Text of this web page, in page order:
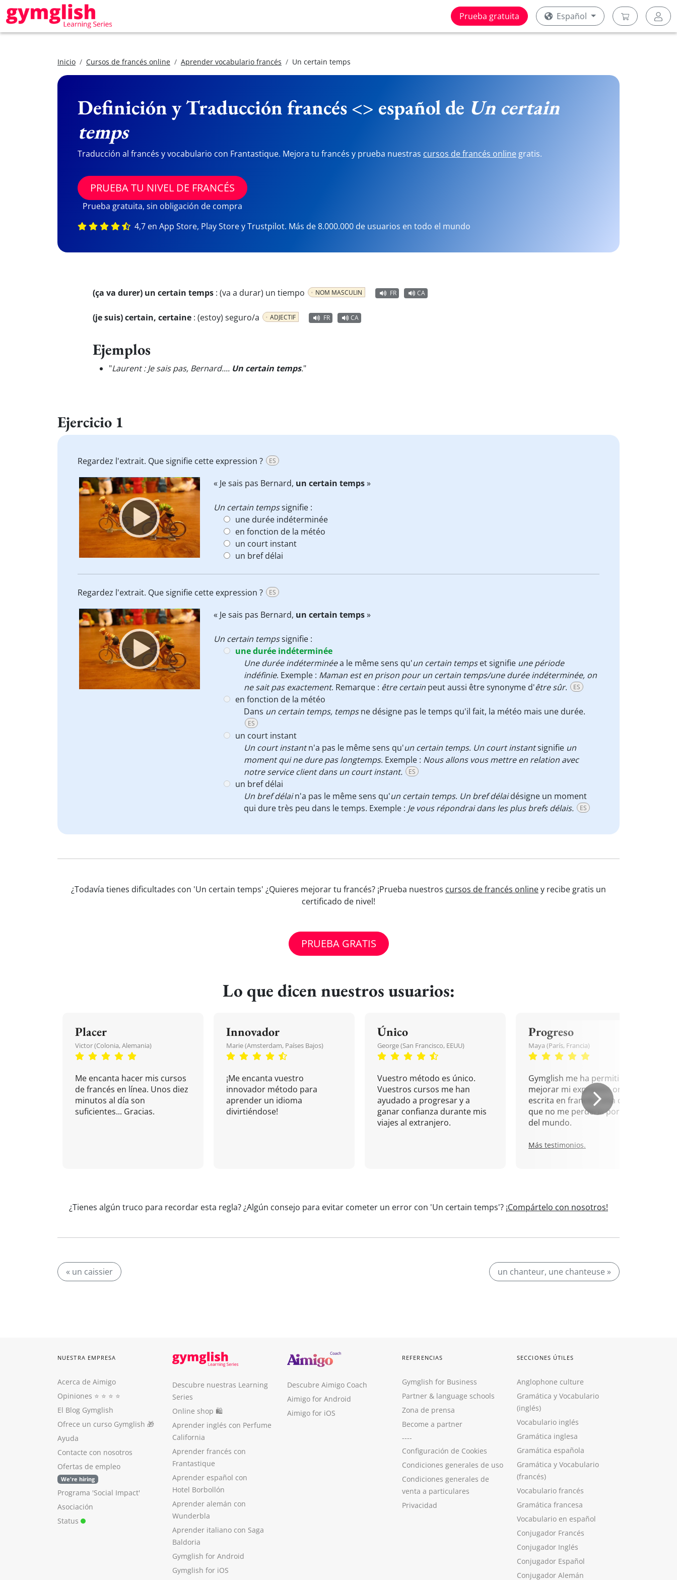
Prueba gratuita Español
Inicio Cursos de francés online Aprender vocabulario francés Un certain temps
Definición y Traducción francés <> español de Un certain
temps
Traducción al francés y vocabulario con Frantastique. Mejora tu francés y prueba nuestras cursos de francés online gratis.
PRUEBA TU NIVEL DE FRANCÉS
Prueba gratuita, sin obligación de compra
4,7 en App Store, Play Store y Trustpilot. Más de 8.000.000 de usuarios en todo el mundo
(ça va durer) un certain temps : (va a durar) un tiempo NOM MASCULIN FR CA
(je suis) certain, certaine : (estoy) seguro/a ADJECTIF FR CA
Ejemplos
"Laurent : Je sais pas, Bernard.... Un certain temps."
Ejercicio 1
Regardez l'extrait. Que signifie cette expression ? ES
Video
Player
« Je sais pas Bernard, un certain temps»
Un certain tempssignifie :
une durée indéterminée
en fonction de la météo
un court instant
un bref délai
Regardez l'extrait. Que signifie cette expression ? ES
Video
Player
« Je sais pas Bernard, un certain temps»
Un certain tempssignifie :
une durée indéterminée
Une durée indéterminéea le même sens qu'un certain tempset signifie une période
indéfinie. Exemple : Maman est en prison pour un certain temps/une durée indéterminée, on
ne sait pas exactement. Remarque : être certain peut aussi être synonyme d'être sûr. ES
en fonction de la météo
Dans un certain temps, tempsne désigne pas le temps qu'il fait, la météo mais une durée.
ES
un court instant
Un court instantn'a pas le même sens qu'un certain temps. Un court instantsignifie un
moment qui ne dure pas longtemps. Exemple : Nous allons vous mettre en relation avec
notre service client dans un court instant.
ES
un bref délai
Un bref délain'a pas le même sens qu'un certain temps. Un bref délaidésigne un moment
qui dure très peu dans le temps. Exemple : Je vous répondrai dans les plus brefs délais. ES
¿Todavía tienes dificultades con 'Un certain temps' ¿Quieres mejorar tu francés? ¡Prueba nuestros cursos de francés onliney recibe gratis un
certificado de nivel!
PRUEBA GRATIS
Lo que dicen nuestros usuarios:
Placer
Victor (Colonia, Alemania)
Me encanta hacer mis cursos
de francés en línea. Unos diez
minutos al día son
suficientes... Gracias.
Innovador
Marie (Amsterdam, Países Bajos)
¡Me encanta vuestro
innovador método para
aprender un idioma
divirtiéndose!
Único
George (San Francisco, EEUU)
Vuestro método es único.
Vuestros cursos me han
ayudado a progresar y a
ganar confianza durante mis
viajes al extranjero.
Progreso
Maya (París, Francia)
Gymglish me ha permitido
mejorar mi expresión oral y
escrita en francés. Una cita
que no me perdería por nada
del mundo.
Más testimonios.
¿Tienes algún truco para recordar esta regla? ¿Algún consejo para evitar cometer un error con 'Un certain temps'? ¡Compártelo con nosotros!
« un caissier un chanteur, une chanteuse »
NUESTRA EMPRESA
Acerca de Aimigo
Opiniones ⭐️ ⭐️ ⭐️ ⭐️
El Blog Gymglish
Ofrece un curso Gymglish 🎁
Ayuda
Contacte con nosotros
Ofertas de empleo
We're hiring
Programa 'Social Impact'
Asociación
Status
Descubre nuestras Learning
Series
Online shop 🛍
Aprender inglés con Perfume
California
Aprender francés con
Frantastique
Aprender español con
Hotel Borbollón
Aprender alemán con
Wunderbla
Aprender italiano con Saga
Baldoria
Gymglish for Android
Gymglish for iOS
Descubre Aimigo Coach
Aimigo for Android
Aimigo for iOS
REFERENCIAS
Gymglish for Business
Partner & language schools
Zona de prensa
Become a partner
----
Configuración de Cookies
Condiciones generales de uso
Condiciones generales de
venta a particulares
Privacidad
SECCIONES ÚTILES
Anglophone culture
Gramática y Vocabulario
(inglés)
Vocabulario inglés
Gramática inglesa
Gramática española
Gramática y Vocabulario
(francés)
Vocabulario francés
Gramática francesa
Vocabulario en español
Conjugador Francés
Conjugador Inglés
Conjugador Español
Conjugador Alemán